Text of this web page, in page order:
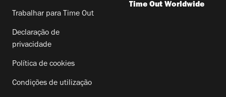
Trabalhar para Time Out
Declaração de
privacidade
Política de cookies
Condições de utilização
Time Out Worldwide